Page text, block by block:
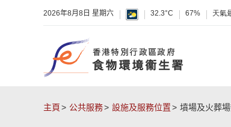
2026年8月8日 星期六 32.3°C 67% 天氣
主頁 公共服務 設施及服務位置 墳場及火葬